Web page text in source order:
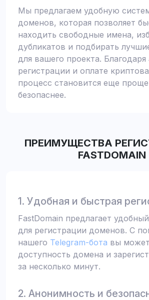
Мы предлагаем удобную
доменов, которая позволяет
находить свободные имена,
дубликатов и подбирать
для вашего проекта.
регистрации и оплате
процесс становится еще
безопаснее.
ПРЕИМУЩЕСТВА
FASTDOMAIN
1. Удобная и быстрая
FastDomain предлагает
для регистрации доменов. С
нашего Telegram-бота вы
доступность домена и
за несколько минут.
2. Анонимность и